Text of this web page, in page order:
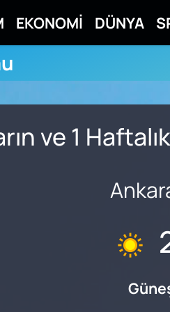
EKONOMİ DÜNYA
ve 1